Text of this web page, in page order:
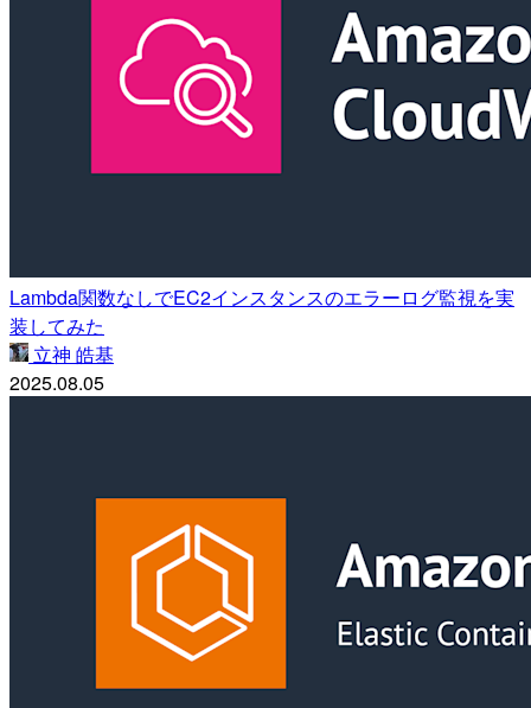
Lambda関数なしでEC2インスタンスのエラーログ監視を実
装してみた
立神 皓基
2025.08.05